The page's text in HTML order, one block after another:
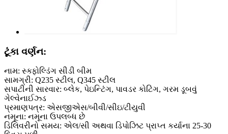
ટૂંકા વર્ણન:
નામ: સ્ક્ફોલ્ડિંગ સીડી બીમ
સામગ્રી: Q235 સ્ટીલ, Q345 સ્ટીલ
સપાટીની સારવાર: બ્લેક, પેઇન્ટિંગ, પાવડર કોટિંગ, ગરમ ડૂબવું
ગેલ્વેનાઈઝ્ડ
પ્રમાણપત્ર: એસજીએસ/બીવી/સીઇ/ટીયુવી
નમૂના: નમૂના ઉપલબ્ધ છે
ડિલિવરીનો સમય: એલ/સી અથવા ડિપોઝિટ પ્રાપ્ત કર્યાના 25-30